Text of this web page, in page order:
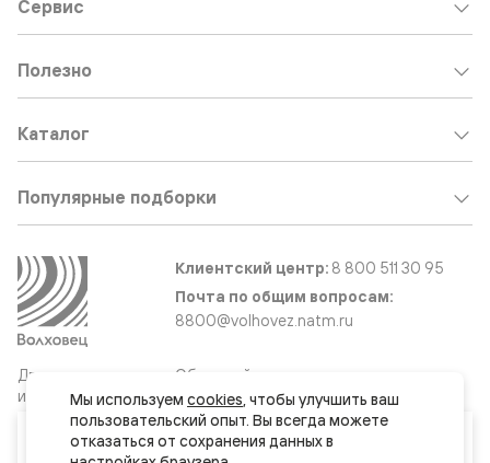
Ваш город
Двери
и интерьерные
решения
Сервис
Полезно
Каталог
Популярные подборки
Клиентский центр: 8 800 511 30 95
Почта по общим вопросам:
8800@volhovez.natm.ru
Обратный звонок
Мы используем cookies, чтобы улучшить ваш
пользовательский опыт. Вы всегда можете
отказаться от сохранения данных в